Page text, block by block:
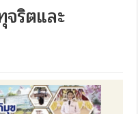
จริตและ